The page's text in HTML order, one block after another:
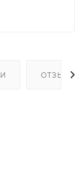
ОТЗЫВЫ